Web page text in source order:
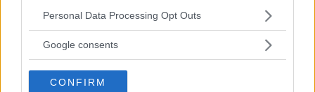
Please note that this website/app uses one or more Google
not limited to your visit or usage behaviour. You may click to
use your data for below specified purposes in below Google
consent section.
Personal Data Processing Opt Outs
Google consents
CONFIRM